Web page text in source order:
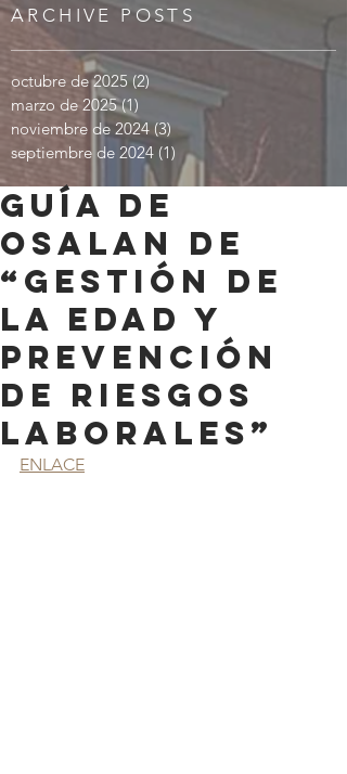
ARCHIVE POSTS
octubre de 2025 (2) 2 entradas
marzo de 2025 (1) 1 entrada
noviembre de 2024 (3)3 entradas
septiembre de 2024 (1) 1 entrada
Guía de
Osalan de
“Gestión de
la edad y
prevención
de riesgos
laborales”
ENLACE